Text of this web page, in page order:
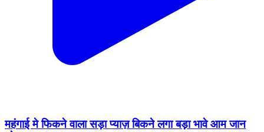
महंगाई मे फिकने वाला सड़ा प्याज़ बिकने लगा बड़ा भावे आम जान